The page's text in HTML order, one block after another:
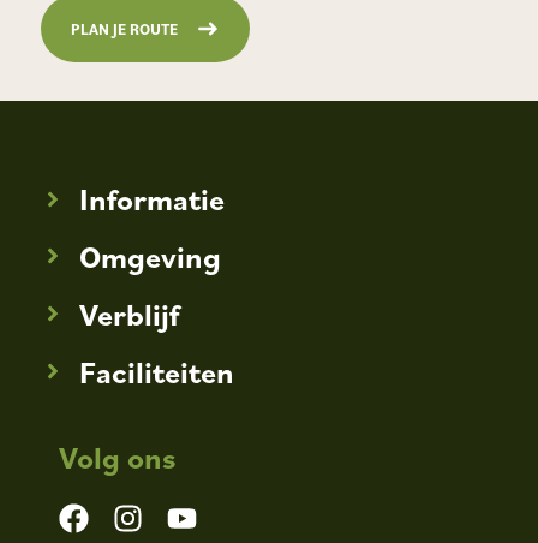
Informatie
Omgeving
Verblijf
Faciliteiten
Volg ons
PLAN JE ROUTE